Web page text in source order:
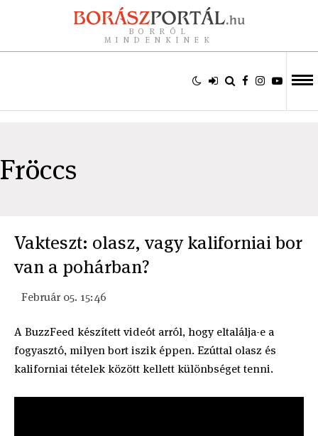
BORRÓL
MINDENKINEK
Fröccs
Vakteszt: olasz, vagy kaliforniai bor
van a pohárban?
Február 05. 15:46
A BuzzFeed készített videót arról, hogy eltalálja-e a
fogyasztó, milyen bort iszik éppen. Ezúttal olasz és
kaliforniai tételek között kellett különbséget tenni.